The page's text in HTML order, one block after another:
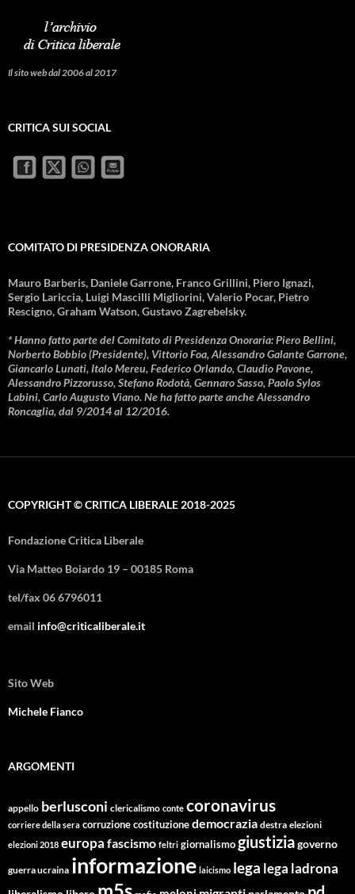
Il sito web dal 2006 al 2017
CRITICA SUI SOCIAL
COMITATO DI PRESIDENZA ONORARIA
Mauro Barberis, Daniele Garrone, Franco Grillini, Piero Ignazi,
Sergio Lariccia, Luigi Mascilli Migliorini, Valerio Pocar, Pietro
Rescigno, Graham Watson, Gustavo Zagrebelsky.
* Hanno fatto parte del Comitato di Presidenza Onoraria: Piero Bellini,
Norberto Bobbio (Presidente), Vittorio Foa, Alessandro Galante Garrone,
Giancarlo Lunati, Italo Mereu, Federico Orlando, Claudio Pavone,
Alessandro Pizzorusso, Stefano Rodotà, Gennaro Sasso, Paolo Sylos
Labini, Carlo Augusto Viano. Ne ha fatto parte anche Alessandro
Roncaglia, dal 9/2014 al 12/2016.
COPYRIGHT © CRITICA LIBERALE 2018-2025
Fondazione Critica Liberale
Via Matteo Boiardo 19 – 00185 Roma
tel/fax 06 6796011
email info@criticaliberale.it
Sito Web
Michele Fianco
ARGOMENTI
appello berlusconi clericalismo conte coronavirus
corriere della sera corruzionecostituzionedemocrazia destra elezioni
elezioni 2018 europa fascismo feltri giornalismogiustiziagoverno
guerra ucraina informazione laicismo lega lega ladrona